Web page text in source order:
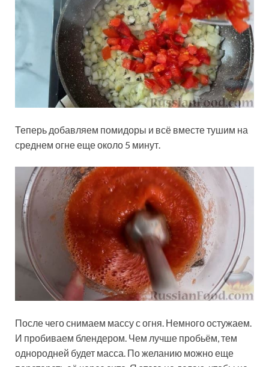
Теперь добавляем помидоры и всё вместе тушим на
среднем огне еще около 5 минут.
После чего снимаем массу с огня. Немного остужаем.
И пробиваем блендером. Чем лучше пробьём, тем
однородней будет масса. По желанию можно еще